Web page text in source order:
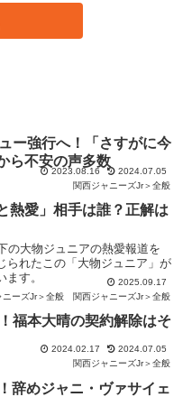
ー強行へ！「さすがに今
ら不安の声多数
2023.08.16
2024.07.05
関西ジャニーズJr＞全般
熱愛」相手は誰？正解は
の大物ジュニアの熱愛報道を
られたこの「大物ジュニア」が
す。
2025.09.17
ニーズJr＞全般
関西ジャニーズJr＞全般
福本大晴の契約解除はそ
2024.02.17
2024.07.05
関西ジャニーズJr＞全般
辞めジャニ・ヴァサイェ